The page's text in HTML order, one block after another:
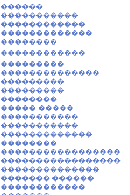
������
�����������
������������
�������������
��������
������������
���������
��������������
���������
���������
��������
�����-�����
�����������
�����������
�������������
��������
�����������������
�����������������
��������������
������� ������
������������